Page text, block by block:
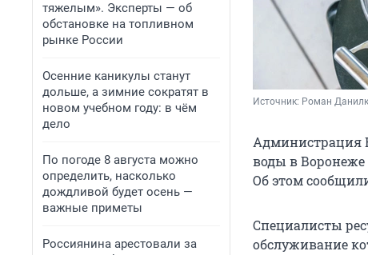
тяжелым». Эксперты — об
обстановке на топливном
рынке России
Осенние каникулы станут
дольше, а зимние сократят в
новом учебном году: в чём
дело
По погоде 8 августа можно
определить, насколько
дождливой будет осень —
важные приметы
Россиянина арестовали за
Источник: Роман
Администрация
воды в Воронеже
Об этом
Специалисты
обслуживание